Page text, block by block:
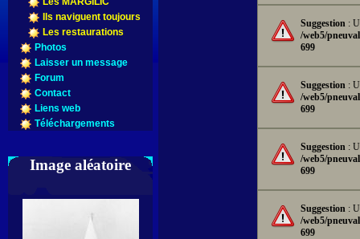
Ils naviguent toujours
Les restaurations
Photos
Laisser un message
Forum
Contact
Liens web
Téléchargements
Image aléatoire
Suggestion :
/web5/
699
Suggestion :
/web5/
699
Suggestion :
/web5/
699
Suggestion :
/web5/
699